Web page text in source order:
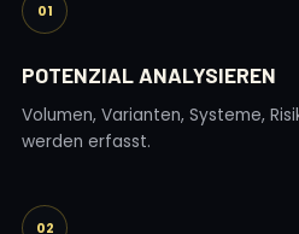
01
POTENZIAL ANALYSIEREN
Volumen, Varianten, Systeme,
werden erfasst.
02